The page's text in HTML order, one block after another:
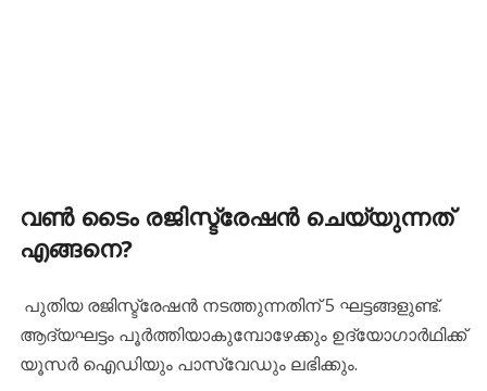
വൺ ടൈം രജിസ്ട്രേഷൻ ചെയ്യുന്നത്
എങ്ങനെ?
പുതിയ രജിസ്ട്രേഷൻ നടത്തുന്നതിന് 5 ഘട്ടങ്ങളുണ്ട്.
ആദ്യഘട്ടം പൂർത്തിയാകുമ്പോഴേക്കും ഉദ്യോഗാർഥിക്ക്
യൂസർ ഐഡിയും പാസ്‌വേഡും ലഭിക്കും.